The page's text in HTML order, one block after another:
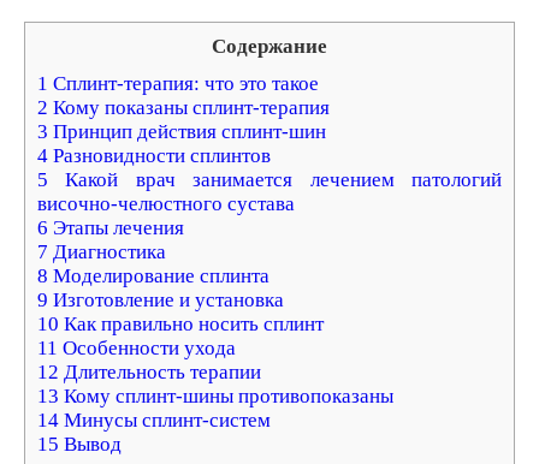
Содержание
1 Сплинт-терапия: что это такое
2 Кому показаны сплинт-терапия
3 Принцип действия сплинт-шин
4 Разновидности сплинтов
5 Какой врач занимается лечением патологий
височно-челюстного сустава
6 Этапы лечения
7 Диагностика
8 Моделирование сплинта
9 Изготовление и установка
10 Как правильно носить сплинт
11 Особенности ухода
12 Длительность терапии
13 Кому сплинт-шины противопоказаны
14 Минусы сплинт-систем
15 Вывод